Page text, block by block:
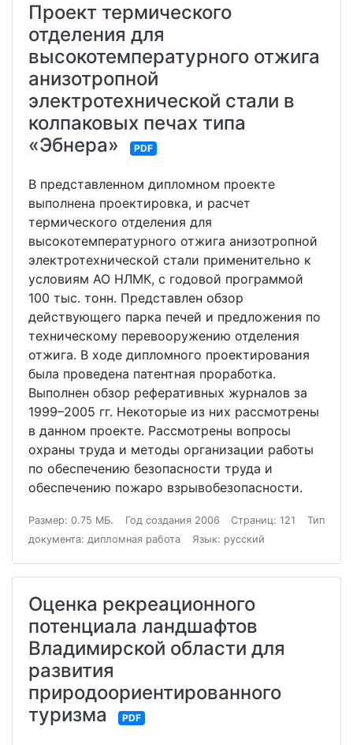
Проект термического
отделения для
высокотемпературного отжига
анизотропной
электротехнической стали в
колпаковых печах типа
«Эбнера»
PDF
В представленном дипломном проекте
выполнена проектировка, и расчет
термического отделения для
высокотемпературного отжига анизотропной
электротехнической стали применительно к
условиям АО НЛМК, с годовой программой
100 тыс. тонн. Представлен обзор
действующего парка печей и предложения по
техническому перевооружению отделения
отжига. В ходе дипломного проектирования
была проведена патентная проработка.
Выполнен обзор реферативных журналов за
1999–2005 гг. Некоторые из них рассмотрены
в данном проекте. Рассмотрены вопросы
охраны труда и методы организации работы
по обеспечению безопасности труда и
обеспечению пожаро взрывобезопасности.
Размер: 0.75 МБ. Год создания 2006 Страниц: 121
Тип
документа: дипломная работа
Язык: русский
Оценка рекреационного
потенциала ландшафтов
Владимирской области для
развития
природоориентированного
туризма
PDF